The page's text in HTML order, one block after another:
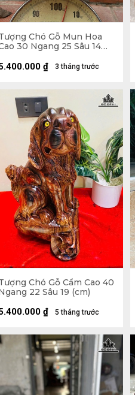
Chó Gỗ Mun Hoa
30 Ngang 25 Sâu 14
3 tháng trước
₫
Chó Gỗ Cẩm Cao 40
22 Sâu 19 (cm)
5 tháng trước
₫